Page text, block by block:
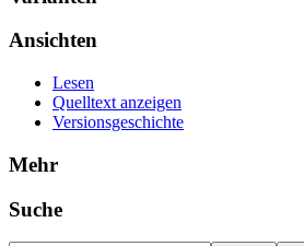
Ansichten
Lesen
Quelltext anzeigen
Versionsgeschichte
Mehr
Suche